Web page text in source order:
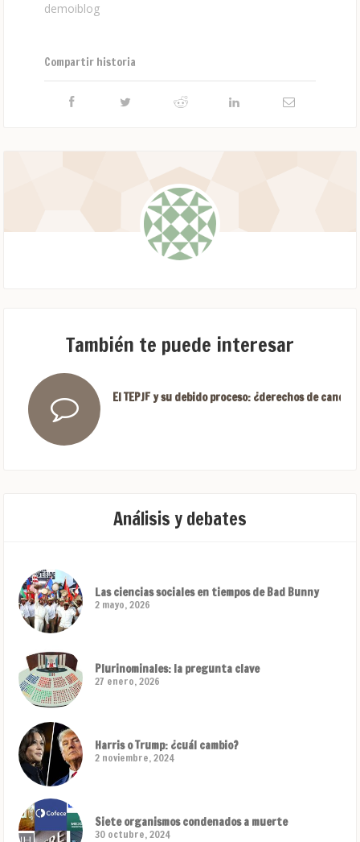
demoiblog
Compartir historia
También te puede interesar
El TEPJF y su debido proceso: ¿derechos de
Análisis y debates
Las ciencias sociales en tiempos de Bad Bunny
2 mayo, 2026
Plurinominales: la pregunta clave
27 enero, 2026
Harris o Trump: ¿cuál cambio?
2 noviembre, 2024
Siete organismos condenados a muerte
30 octubre, 2024